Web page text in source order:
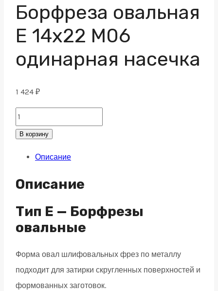
Борфреза овальная
E 14х22 M06
одинарная насечка
1 424 ₽
Борфреза
овальная
14х22
насечка
quantity
В корзину
Описание
Описание
Тип E — Борфрезы
овальные
Форма овал шлифовальных фрез по металлу
подходит для затирки скругленных поверхностей и
формованных заготовок.